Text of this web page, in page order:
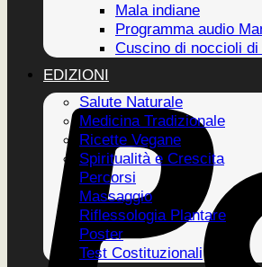
Mala indiane
Programma audio
Cuscino di noccioli
EDIZIONI
Salute Naturale
Medicina Tradizionale
Ricette Vegane
Spiritualità e Crescita
Percorsi
Massaggio
Riflessologia Plantare
Poster
Test Costituzionali